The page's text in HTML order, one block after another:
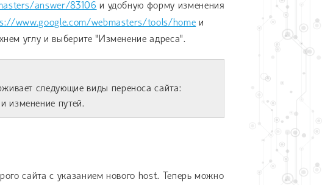
answer/83106 и удобную форму изменения
www.google.com/webmasters/tools/home и
углу и выберите "Изменение адреса".
следующие виды переноса сайта:
изменение путей.
сайта с указанием нового host. Теперь можно